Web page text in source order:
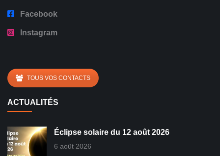
Facebook
Instagram
TOUS VOS CONTACTS
ACTUALITÉS
Éclipse solaire du 12 août 2026
6 août 2026